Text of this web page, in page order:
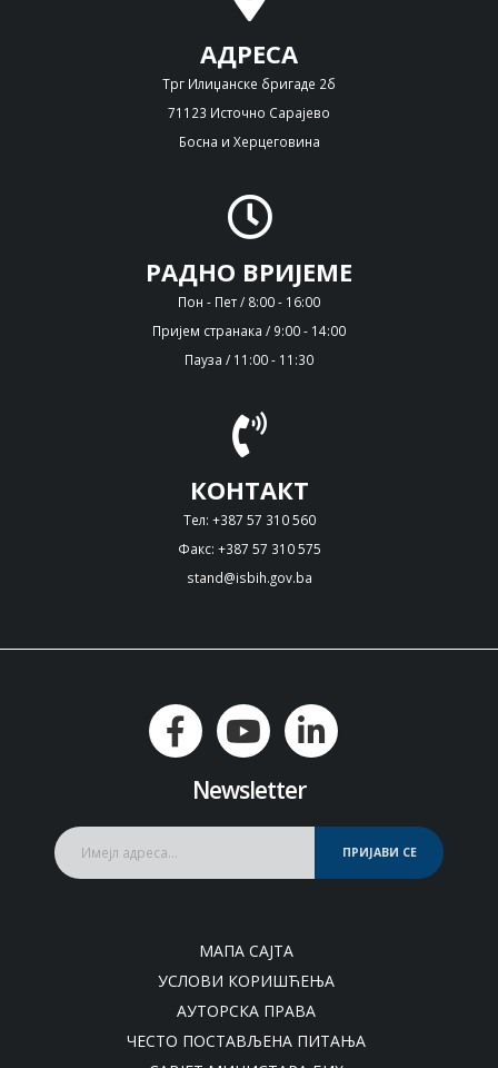
АДРЕСА
Трг Илиџанске бригаде 2б
71123 Источно Сарајево
Босна и Херцеговина
РАДНО ВРИЈЕМЕ
Пон - Пет / 8:00 - 16:00
Пријем странака / 9:00 - 14:00
Пауза / 11:00 - 11:30
КОНТАКТ
Тел: +387 57 310 560
Факс: +387 57 310 575
stand@isbih.gov.ba
Newsletter
ПРИЈАВИ СЕ
МАПА САЈТА
УСЛОВИ КОРИШЋЕЊА
АУТОРСКА ПРАВА
ЧЕСТО ПОСТАВЉЕНА ПИТАЊА